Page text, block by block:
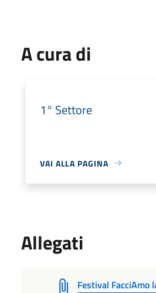
A cura di
1° Settore
VAI ALLA PAGINA
Allegati
Festival FacciAmo